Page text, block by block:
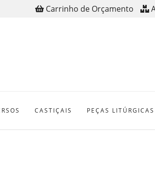
Carrinho de Orçamento
CASTIÇAIS PEÇAS LITÚRGICAS